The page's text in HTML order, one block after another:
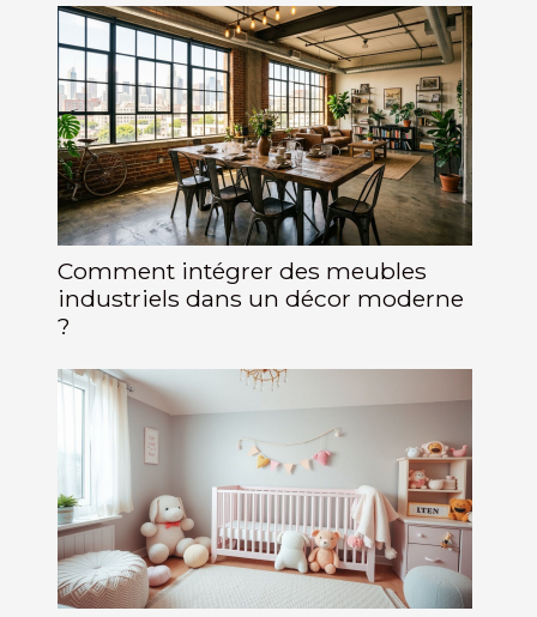
Comment intégrer des meubles
industriels dans un décor moderne
?